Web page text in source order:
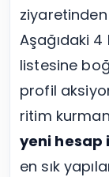
Aşağıdaki
listesine
profil
ritim
yeni
en sık